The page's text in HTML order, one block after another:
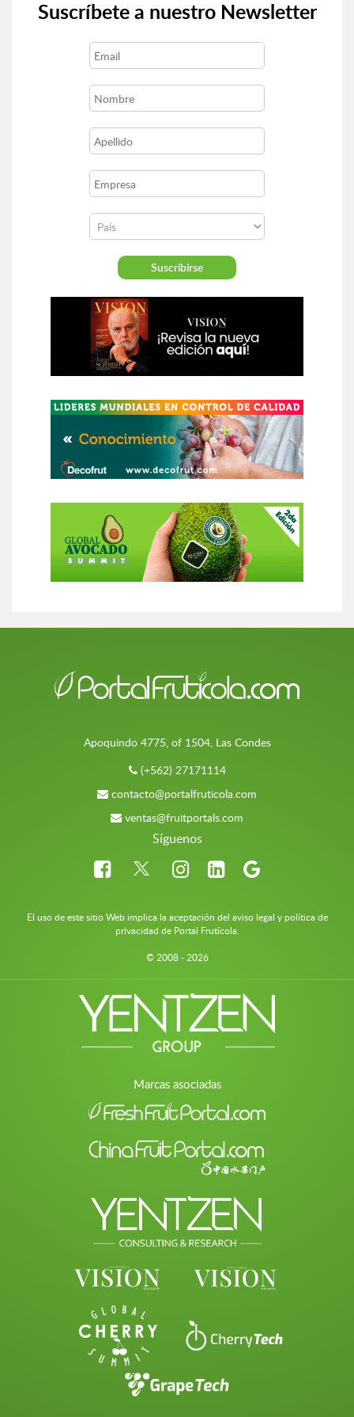
Suscríbete a nuestro Newsletter
Apoquindo 4775, of 1504, Las Condes
(+562) 27171114
contacto@portalfruticola.com
ventas@fruitportals.com
Síguenos
El uso de este sitio Web implica la aceptación del aviso legal y política de
privacidad de Portal Frutícola.
© 2008 - 2026
Marcas asociadas